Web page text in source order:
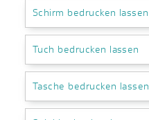
Schirm bedrucken lassen
Tuch bedrucken lassen
Tasche bedrucken lassen